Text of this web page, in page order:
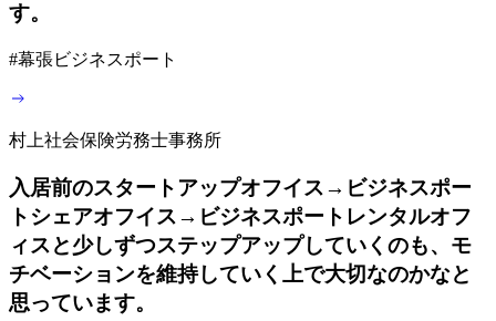
す。
#幕張ビジネスポート
村上社会保険労務士事務所
入居前のスタートアップオフイス→ビジネスポー
トシェアオフイス→ビジネスポートレンタルオフ
ィスと少しずつステップアップしていくのも、モ
チベーションを維持していく上で大切なのかなと
思っています。